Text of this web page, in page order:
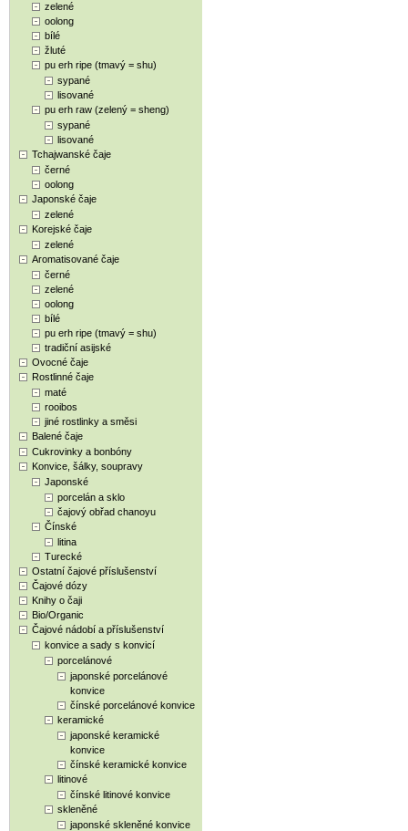
zelené
oolong
bílé
žluté
pu erh ripe (tmavý = shu)
sypané
lisované
pu erh raw (zelený = sheng)
sypané
lisované
Tchajwanské čaje
černé
oolong
Japonské čaje
zelené
Korejské čaje
zelené
Aromatisované čaje
černé
zelené
oolong
bílé
pu erh ripe (tmavý = shu)
tradiční asijské
Ovocné čaje
Rostlinné čaje
maté
rooibos
jiné rostlinky a směsi
Balené čaje
Cukrovinky a bonbóny
Konvice, šálky, soupravy
Japonské
porcelán a sklo
čajový obřad chanoyu
Čínské
litina
Turecké
Ostatní čajové příslušenství
Čajové dózy
Knihy o čaji
Bio/Organic
Čajové nádobí a příslušenství
konvice a sady s konvicí
porcelánové
japonské porcelánové
konvice
čínské porcelánové konvice
keramické
japonské keramické
konvice
čínské keramické konvice
litinové
čínské litinové konvice
skleněné
japonské skleněné konvice